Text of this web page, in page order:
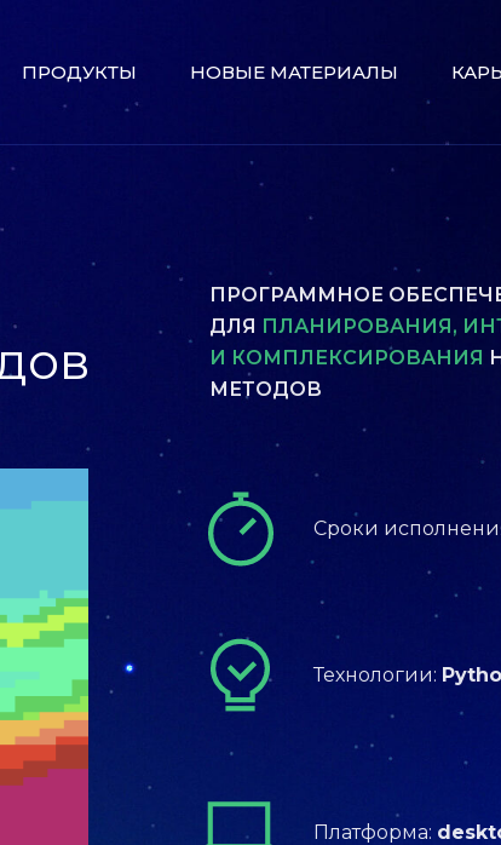
ПРОДУКТЫ НОВЫЕ МАТЕРИАЛЫ
Платформа:
Технологии:
Сроки
ПРОГРАММНОЕ
ДЛЯ ПЛАНИРОВАНИЯ,
И КОМПЛЕКСИРОВАНИЯ
МЕТОДОВ